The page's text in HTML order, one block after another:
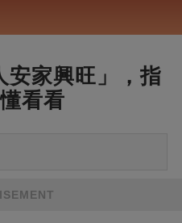
安家興旺」，指
看看